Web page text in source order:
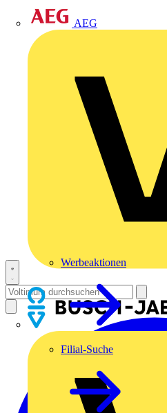
AEG
Werbeaktionen
Filial-Suche